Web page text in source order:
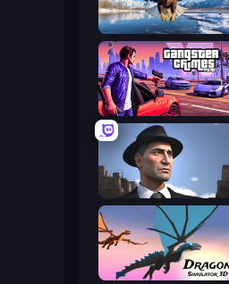
Python Snake Simulator
Gangster Crimes Online 6: Mafia City
Downtown 1930s Mafia
Dragon Simulator 3D